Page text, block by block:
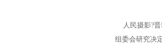
人民摄影?晋
组委会研究决